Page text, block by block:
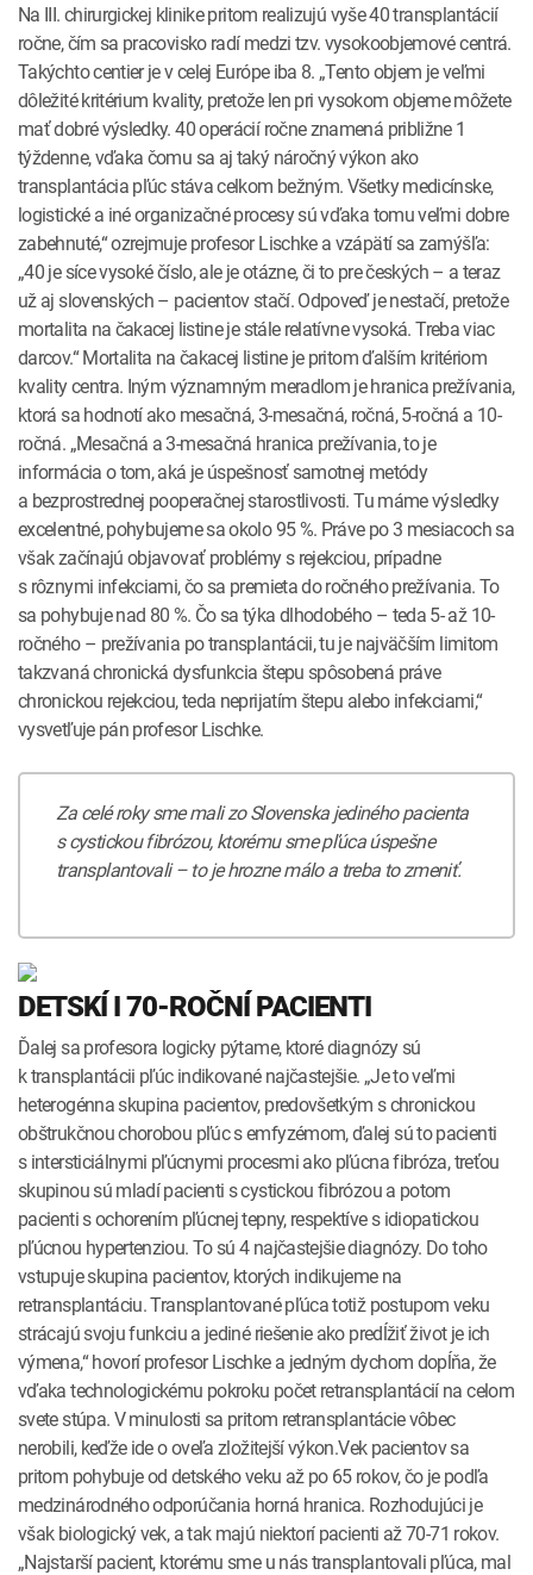
Na III. chirurgickej klinike pritom realizujú vyše 40 transplantácií
ročne, čím sa pracovisko radí medzi tzv. vysokoobjemové centrá.
Takýchto centier je v celej Európe iba 8. „Tento objem je veľmi
dôležité kritérium kvality, pretože len pri vysokom objeme môžete
mať dobré výsledky. 40 operácií ročne znamená približne 1
týždenne, vďaka čomu sa aj taký náročný výkon ako
transplantácia pľúc stáva celkom bežným. Všetky medicínske,
logistické a iné organizačné procesy sú vďaka tomu veľmi dobre
zabehnuté,“ ozrejmuje profesor Lischke a vzápätí sa zamýšľa:
„40 je síce vysoké číslo, ale je otázne, či to pre českých – a teraz
už aj slovenských – pacientov stačí. Odpoveď je nestačí, pretože
mortalita na čakacej listine je stále relatívne vysoká. Treba viac
darcov.“ Mortalita na čakacej listine je pritom ďalším kritériom
kvality centra. Iným významným meradlom je hranica prežívania,
ktorá sa hodnotí ako mesačná, 3-mesačná, ročná, 5-ročná a 10-
ročná. „Mesačná a 3-mesačná hranica prežívania, to je
informácia o tom, aká je úspešnosť samotnej metódy
a bezprostrednej pooperačnej starostlivosti. Tu máme výsledky
excelentné, pohybujeme sa okolo 95 %. Práve po 3 mesiacoch sa
však začínajú objavovať problémy s rejekciou, prípadne
s rôznymi infekciami, čo sa premieta do ročného prežívania. To
sa pohybuje nad 80 %. Čo sa týka dlhodobého – teda 5- až 10-
ročného – prežívania po transplantácii, tu je najväčším limitom
takzvaná chronická dysfunkcia štepu spôsobená práve
chronickou rejekciou, teda neprijatím štepu alebo infekciami,“
vysvetľuje pán profesor Lischke.
Za celé roky sme mali zo Slovenska jediného pacienta
s cystickou fibrózou, ktorému sme pľúca úspešne
transplantovali – to je hrozne málo a treba to zmeniť.
DETSKÍ I 70-ROČNÍ PACIENTI
Ďalej sa profesora logicky pýtame, ktoré diagnózy sú
k transplantácii pľúc indikované najčastejšie. „Je to veľmi
heterogénna skupina pacientov, predovšetkým s chronickou
obštrukčnou chorobou pľúc s emfyzémom, ďalej sú to pacienti
s intersticiálnymi pľúcnymi procesmi ako pľúcna fibróza, treťou
skupinou sú mladí pacienti s cystickou fibrózou a potom
pacienti s ochorením pľúcnej tepny, respektíve s idiopatickou
pľúcnou hypertenziou. To sú 4 najčastejšie diagnózy. Do toho
vstupuje skupina pacientov, ktorých indikujeme na
retransplantáciu. Transplantované pľúca totiž postupom veku
strácajú svoju funkciu a jediné riešenie ako predĺžiť život je ich
výmena,“ hovorí profesor Lischke a jedným dychom dopĺňa, že
vďaka technologickému pokroku počet retransplantácií na celom
svete stúpa. V minulosti sa pritom retransplantácie vôbec
nerobili, keďže ide o oveľa zložitejší výkon.Vek pacientov sa
pritom pohybuje od detského veku až po 65 rokov, čo je podľa
medzinárodného odporúčania horná hranica. Rozhodujúci je
však biologický vek, a tak majú niektorí pacienti až 70-71 rokov.
„Najstarší pacient, ktorému sme u nás transplantovali pľúca, mal